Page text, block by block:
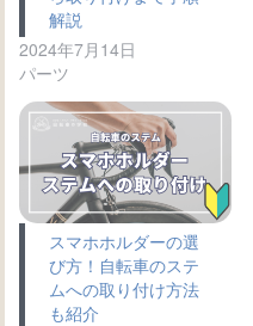
解説
2024年7月14日
パーツ
スマホホルダーの選
び方！自転車のステ
ムへの取り付け方法
も紹介